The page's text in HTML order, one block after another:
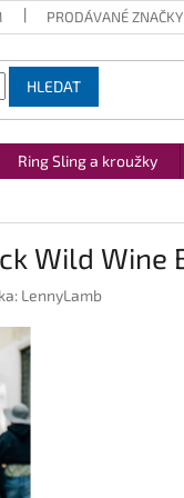
PRODÁVANÉ ZNAČKY
HLEDAT
Ring Sling a kroužky
Wild Wine
LennyLamb